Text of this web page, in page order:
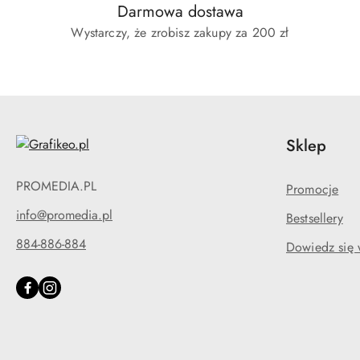
Darmowa dostawa
Wystarczy, że zrobisz zakupy za 200 zł
PROMEDIA.PL
info@promedia.pl
884-886-884
Sklep
Promocje
Bestsellery
Dowiedz się